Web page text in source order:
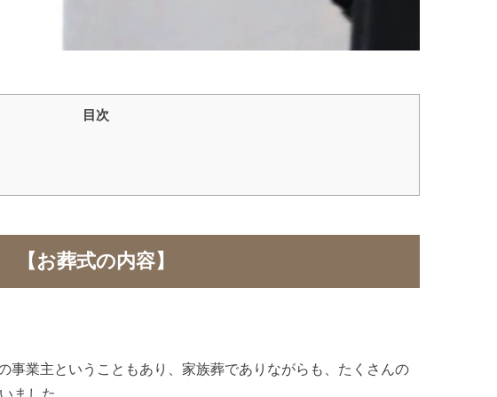
目次
【お葬式の内容】
事業主ということもあり、家族葬でありながらも、たくさんの
ました。